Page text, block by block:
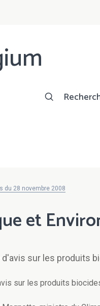
du 28 novembre 2008
et
sur les produits
sur les produits